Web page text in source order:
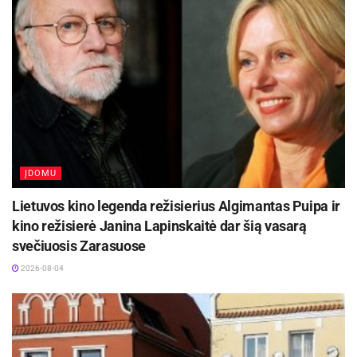
13 - +
Visgi autorės karpiniai nėra tik gražus vaizdas –
ĮDOMU
Lietuvos kino legenda režisierius Algimantas Puipa ir
kino režisierė Janina Lapinskaitė dar šią vasarą
svečiuosis Zarasuose
2026-08-04